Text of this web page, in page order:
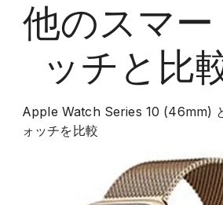
他のスマー
ッチ と比
Apple Watch Series 10 (46mm)
ォッチを比較